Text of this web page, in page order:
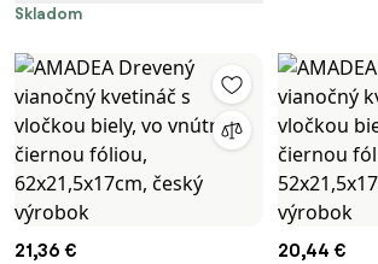
62x21,5x17cm, český výrobok
Skladom
21,36 € 20,44 €